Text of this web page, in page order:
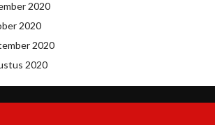
2020
2020
2020
2020